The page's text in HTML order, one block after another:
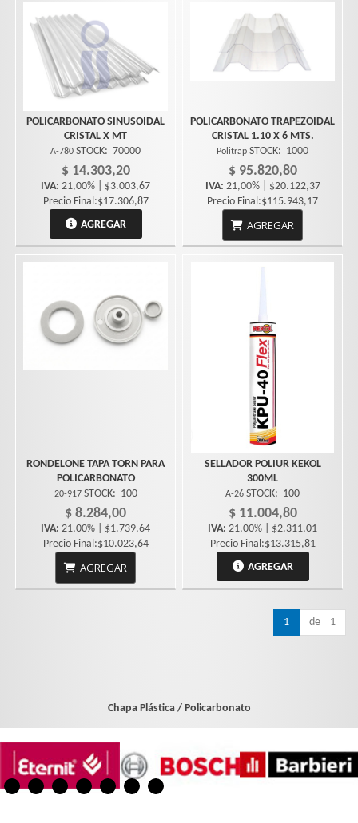
POLICARBONATO SINUSOIDAL
CRISTAL X MT
A-780 STOCK: 70000
$ 14.303,20
IVA: 21,00% | $3.003,67
Precio Final:$17.306,87
AGREGAR
POLICARBONATO TRAPEZOIDAL
CRISTAL 1.10 X 6 MTS.
Politrap STOCK: 1000
$ 95.820,80
IVA: 21,00% | $20.122,37
Precio Final:$115.943,17
AGREGAR
RONDELONE TAPA TORN PARA
POLICARBONATO
20-917 STOCK: 100
$ 8.284,00
IVA: 21,00% | $1.739,64
Precio Final:$10.023,64
AGREGAR
SELLADOR POLIUR KEKOL
300ML
A-26 STOCK: 100
$ 11.004,80
IVA: 21,00% | $2.311,01
Precio Final:$13.315,81
AGREGAR
1 de 1
Chapa Plástica / Policarbonato